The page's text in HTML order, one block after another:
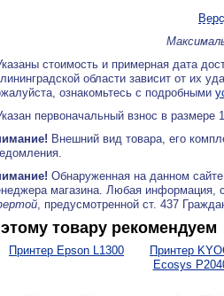
стоимость и примерная дата
области зависит от их
ознакомьтесь с подробными
первоначальный взнос в
Внешний вид товара, его
Обнаруженная на данном
магазина. Любая информация,
, предусмотренной ст. 437
товару рекомендуем
Принтер Epson L1300
Принтер
Ecosys